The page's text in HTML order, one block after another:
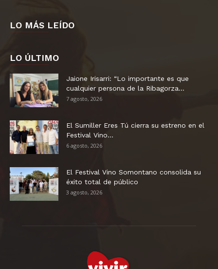
LO MÁS LEÍDO
LO ÚLTIMO
Jaione Irisarri: “Lo importante es que
cualquier persona de la Ribagorza...
7 agosto, 2026
El Sumiller Eres Tú cierra su estreno en el
Festival Vino...
6 agosto, 2026
El Festival Vino Somontano consolida su
éxito total de público
3 agosto, 2026